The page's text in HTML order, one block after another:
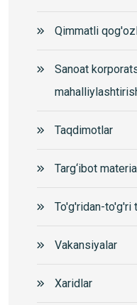
Qimmatli
Sanoat
Taqdimotlar
Targ‘ibot
To'g'ridan-to'g'ri
Vakansiyalar
Xaridlar